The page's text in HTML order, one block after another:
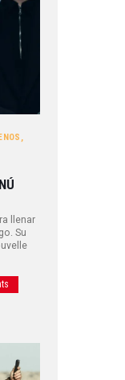
,
llenar
Su